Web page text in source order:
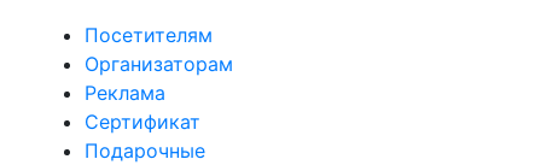
Посетителям
Организаторам
Реклама
Сертификат
Подарочные